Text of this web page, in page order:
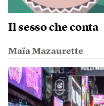
Il sesso che conta
Maïa Mazaurette